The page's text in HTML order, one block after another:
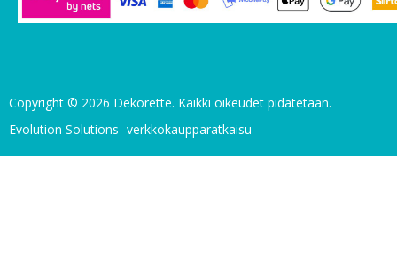
Copyright © 2026 Dekorette. Kaikki oikeudet pidätetään.
Evolution Solutions -verkkokaupparatkaisu